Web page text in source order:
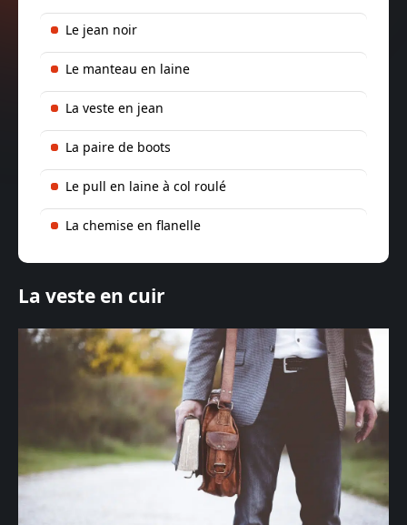
Le jean noir
Le manteau en laine
La veste en jean
La paire de boots
Le pull en laine à col roulé
La chemise en flanelle
La veste en cuir